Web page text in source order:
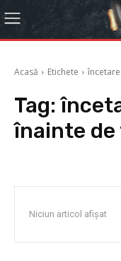
Acasă Etichete
Tag:
înainte
Niciun articol afișat